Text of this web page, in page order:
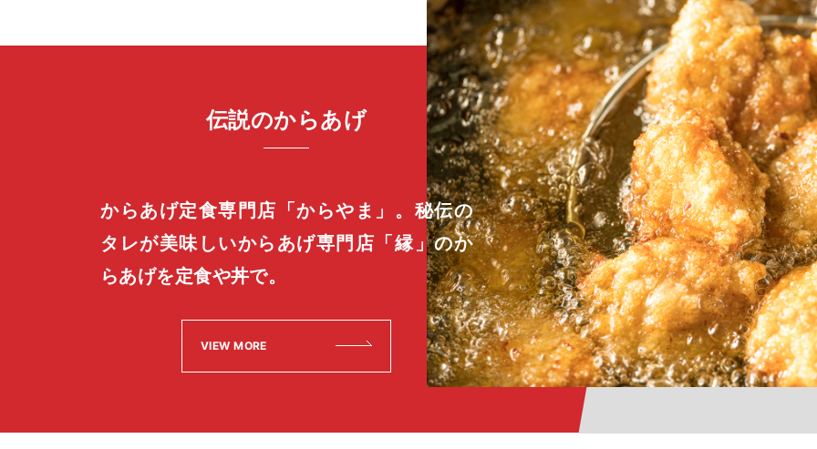
伝説のからあげ
からあげ定食専門店「からやま」。秘伝の
タレが美味しいからあげ専門店「縁」のか
らあげを定食や丼で。
VIEW MORE